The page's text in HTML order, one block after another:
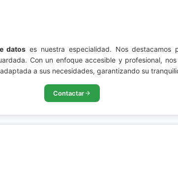
datos es nuestra especialidad. Nos destacamos
Con un enfoque accesible y profesional,
a sus necesidades, garantizando su
Contactar